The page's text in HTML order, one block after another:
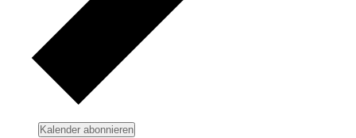
Kalender abonnieren